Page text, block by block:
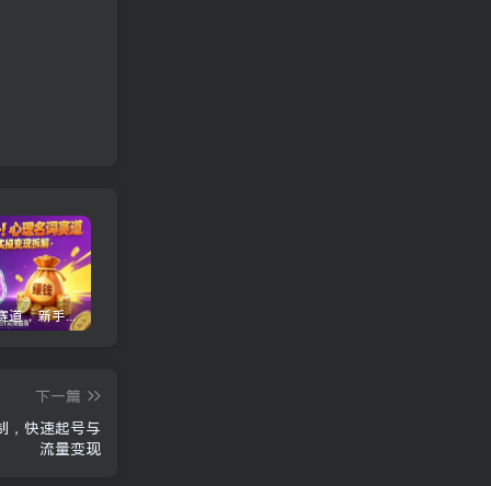
心理名词赛道，新手小白也能做，全流程项目拆解，单日变现1k+
下一篇
，快速起号与
流量变现